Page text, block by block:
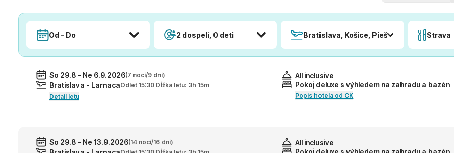
Od - Do 2 dospelí, 0 deti Bratislava, Košice, Piešťany, PopradStrava
So 29.8 - Ne 6.9.2026(7 nocí/9 dní)
Bratislava - LarnacaOdlet 15:30 Dĺžka letu: 3h 15m
Detail letu
All inclusive
Pokoj deluxe s výhledem na zahradu a bazén
Popis hotela od CK
So 29.8 - Ne 13.9.2026(14 nocí/16 dní)
All inclusive